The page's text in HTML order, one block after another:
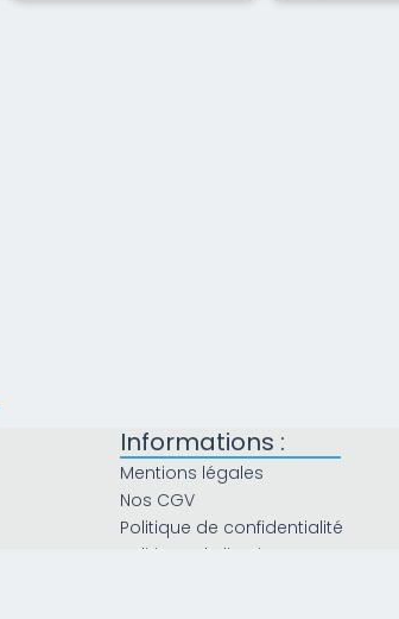
Informations :
Mentions légales
Nos CGV
Politique de confidentialité
Politique de livraison